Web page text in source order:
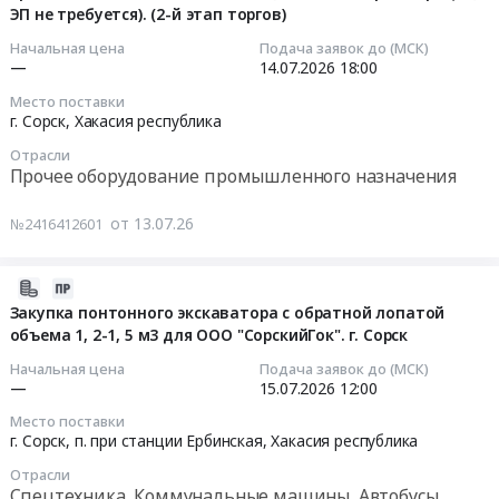
ЭП не требуется). (2-й этап торгов)
Начальная цена
—
Подача заявок до (МСК)
14.07.2026 18:00
Место поставки
г. Сорск, Хакасия республика
Отрасли
Прочее оборудование промышленного назначения
№2416412601 от 13.07.26
Закупка понтонного экскаватора с обратной лопатой
объема 1, 2-1, 5 м3 для ООО "СорскийГок". г. Сорск
Начальная цена
—
Подача заявок до (МСК)
15.07.2026 12:00
Место поставки
г. Сорск, п. при станции Ербинская,Хакасия республика
Отрасли